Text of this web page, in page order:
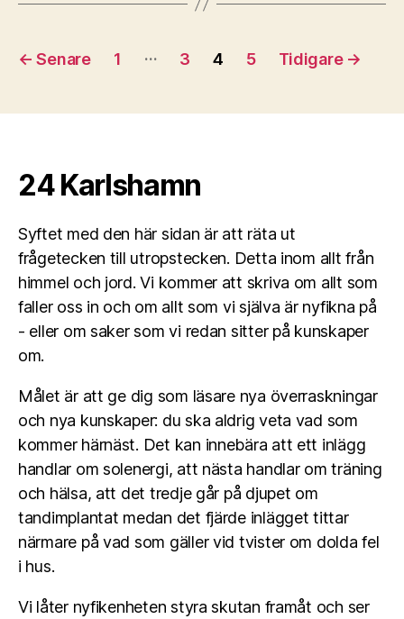
Inläggsnavigering
← Senare 1 … 3 4 5 Tidigare →
24 Karlshamn
Syftet med den här sidan är att räta ut
frågetecken till utropstecken. Detta inom allt från
himmel och jord. Vi kommer att skriva om allt som
faller oss in och om allt som vi själva är nyfikna på
- eller om saker som vi redan sitter på kunskaper
om.
Målet är att ge dig som läsare nya överraskningar
och nya kunskaper: du ska aldrig veta vad som
kommer härnäst. Det kan innebära att ett inlägg
handlar om solenergi, att nästa handlar om träning
och hälsa, att det tredje går på djupet om
tandimplantat medan det fjärde inlägget tittar
närmare på vad som gäller vid tvister om dolda fel
i hus.
Vi låter nyfikenheten styra skutan framåt och ser